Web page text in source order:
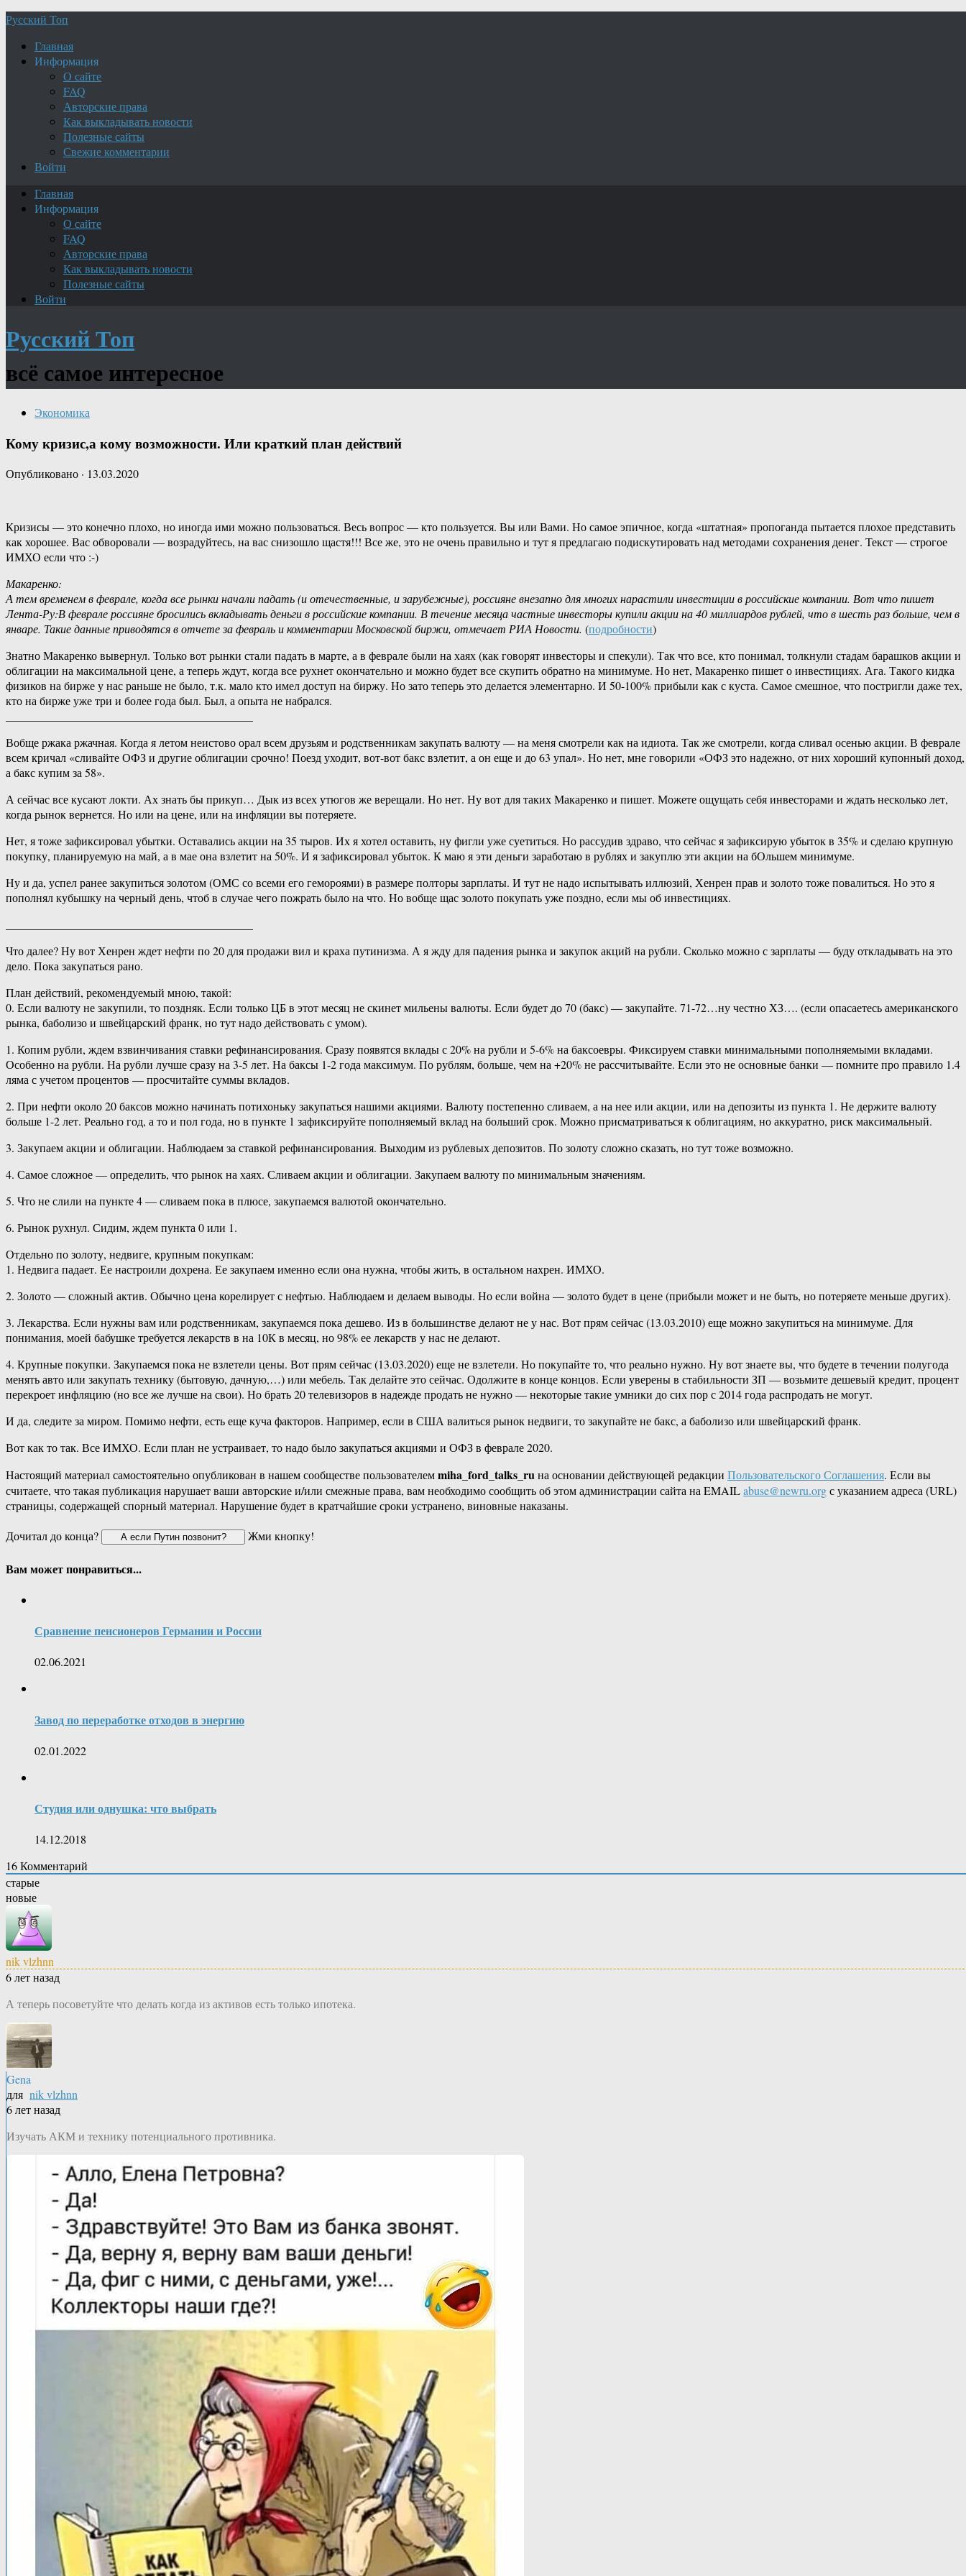
Русский Топ
Главная
Информация
О сайте
FAQ
Авторские права
Как выкладывать новости
Полезные сайты
Свежие комментарии
Войти
Главная
Информация
О сайте
FAQ
Авторские права
Как выкладывать новости
Полезные сайты
Войти
Русский Топ
всё самое интересное
Экономика
Кому кризис,а кому возможности. Или краткий план действий
Опубликовано · 13.03.2020
Кризисы — это конечно плохо, но иногда ими можно пользоваться. Весь вопрос — кто пользуется. Вы или Вами. Но самое эпичное, когда «штатная» пропоганда пытается плохое представить
как хорошее. Вас обворовали — возрадуйтесь, на вас снизошло щастя!!! Все же, это не очень правильно и тут я предлагаю подискутировать над методами сохранения денег. Текст — строгое
ИМХО если что :-)
Макаренко:
А тем временем в феврале, когда все рынки начали падать (и отечественные, и зарубежные), россияне внезапно для многих нарастили инвестиции в российские компании. Вот что пишет
Лента-Ру:В феврале россияне бросились вкладывать деньги в российские компании. В течение месяца частные инвесторы купили акции на 40 миллиардов рублей, что в шесть раз больше, чем в
январе. Такие данные приводятся в отчете за февраль и комментарии Московской биржи, отмечает РИА Новости. (подробности)
Знатно Макаренко вывернул. Только вот рынки стали падать в марте, а в феврале были на хаях (как говорят инвесторы и спекули). Так что все, кто понимал, толкнули стадам барашков акции и
облигации на максимальной цене, а теперь ждут, когда все рухнет окончательно и можно будет все скупить обратно на минимуме. Но нет, Макаренко пишет о инвестициях. Ага. Такого кидка
физиков на бирже у нас раньше не было, т.к. мало кто имел доступ на биржу. Но зато теперь это делается элементарно. И 50-100% прибыли как с куста. Самое смешное, что постригли даже тех,
кто на бирже уже три и более года был. Был, а опыта не набрался.
Вобще ржака ржачная. Когда я летом неистово орал всем друзьям и родственникам закупать валюту — на меня смотрели как на идиота. Так же смотрели, когда сливал осенью акции. В феврале
всем кричал «сливайте ОФЗ и другие облигации срочно! Поезд уходит, вот-вот бакс взлетит, а он еще и до 63 упал». Но нет, мне говорили «ОФЗ это надежно, от них хороший купонный доход,
а бакс купим за 58».
А сейчас все кусают локти. Ах знать бы прикуп… Дык из всех утюгов же верещали. Но нет. Ну вот для таких Макаренко и пишет. Можете ощущать себя инвесторами и ждать несколько лет,
когда рынок вернется. Но или на цене, или на инфляции вы потеряете.
Нет, я тоже зафиксировал убытки. Оставались акции на 35 тыров. Их я хотел оставить, ну фигли уже суетиться. Но рассудив здраво, что сейчас я зафиксирую убыток в 35% и сделаю крупную
покупку, планируемую на май, а в мае она взлетит на 50%. И я зафиксировал убыток. К маю я эти деньги заработаю в рублях и закуплю эти акции на бОльшем минимуме.
Ну и да, успел ранее закупиться золотом (ОМС со всеми его гемороями) в размере полторы зарплаты. И тут не надо испытывать иллюзий, Хенрен прав и золото тоже повалиться. Но это я
пополнял кубышку на черный день, чтоб в случае чего пожрать было на что. Но вобще щас золото покупать уже поздно, если мы об инвестициях.
Что далее? Ну вот Хенрен ждет нефти по 20 для продажи вил и краха путинизма. А я жду для падения рынка и закупок акций на рубли. Сколько можно с зарплаты — буду откладывать на это
дело. Пока закупаться рано.
План действий, рекомендуемый мною, такой:
0. Если валюту не закупили, то поздняк. Если только ЦБ в этот месяц не скинет мильены валюты. Если будет до 70 (бакс) — закупайте. 71-72…ну честно ХЗ…. (если опасаетесь американского
рынка, баболизо и швейцарский франк, но тут надо действовать с умом).
1. Копим рубли, ждем взвинчивания ставки рефинансирования. Сразу появятся вклады с 20% на рубли и 5-6% на баксоевры. Фиксируем ставки минимальными пополняемыми вкладами.
Особенно на рубли. На рубли лучше сразу на 3-5 лет. На баксы 1-2 года максимум. По рублям, больше, чем на +20% не рассчитывайте. Если это не основные банки — помните про правило 1.4
ляма с учетом процентов — просчитайте суммы вкладов.
2. При нефти около 20 баксов можно начинать потихоньку закупаться нашими акциями. Валюту постепенно сливаем, а на нее или акции, или на депозиты из пункта 1. Не держите валюту
больше 1-2 лет. Реально год, а то и пол года, но в пункте 1 зафиксируйте пополняемый вклад на больший срок. Можно присматриваться к облигациям, но аккуратно, риск максимальный.
3. Закупаем акции и облигации. Наблюдаем за ставкой рефинансирования. Выходим из рублевых депозитов. По золоту сложно сказать, но тут тоже возможно.
4. Самое сложное — определить, что рынок на хаях. Сливаем акции и облигации. Закупаем валюту по минимальным значениям.
5. Что не слили на пункте 4 — сливаем пока в плюсе, закупаемся валютой окончательно.
6. Рынок рухнул. Сидим, ждем пункта 0 или 1.
Отдельно по золоту, недвиге, крупным покупкам:
1. Недвига падает. Ее настроили дохрена. Ее закупаем именно если она нужна, чтобы жить, в остальном нахрен. ИМХО.
2. Золото — сложный актив. Обычно цена корелирует с нефтью. Наблюдаем и делаем выводы. Но если война — золото будет в цене (прибыли может и не быть, но потеряете меньше других).
3. Лекарства. Если нужны вам или родственникам, закупаемся пока дешево. Из в большинстве делают не у нас. Вот прям сейчас (13.03.2010) еще можно закупиться на минимуме. Для
понимания, моей бабушке требуется лекарств в на 10К в месяц, но 98% ее лекарств у нас не делают.
4. Крупные покупки. Закупаемся пока не взлетели цены. Вот прям сейчас (13.03.2020) еще не взлетели. Но покупайте то, что реально нужно. Ну вот знаете вы, что будете в течении полугода
менять авто или закупать технику (бытовую, дачную,…) или мебель. Так делайте это сейчас. Одолжите в конце концов. Если уверены в стабильности ЗП — возьмите дешевый кредит, процент
перекроет инфляцию (но все же лучше на свои). Но брать 20 телевизоров в надежде продать не нужно — некоторые такие умники до сих пор с 2014 года распродать не могут.
И да, следите за миром. Помимо нефти, есть еще куча факторов. Например, если в США валиться рынок недвиги, то закупайте не бакс, а баболизо или швейцарский франк.
Вот как то так. Все ИМХО. Если план не устраивает, то надо было закупаться акциями и ОФЗ в феврале 2020.
Настоящий материал самостоятельно опубликован в нашем сообществе пользователемmiha_ford_talks_ruна основании действующей редакции Пользовательского Соглашения. Если вы
считаете, что такая публикация нарушает ваши авторские и/или смежные права, вам необходимо сообщить об этом администрации сайта на EMAILabuse@newru.orgс указанием адреса (URL)
страницы, содержащей спорный материал. Нарушение будет в кратчайшие сроки устранено, виновные наказаны.
Дочитал до конца?
Жми кнопку!
Вам может понравиться...
Сравнение пенсионеров Германии и России
02.06.2021
Завод по переработке отходов в энергию
02.01.2022
Студия или однушка: что выбрать
14.12.2018
16Комментарий
старые
новые
nik vlzhnn
6 лет назад
А теперь посоветуйте что делать когда из активов есть только ипотека.
Gena
для nik vlzhnn
6 лет назад
Изучать АКМ и технику потенциального противника.